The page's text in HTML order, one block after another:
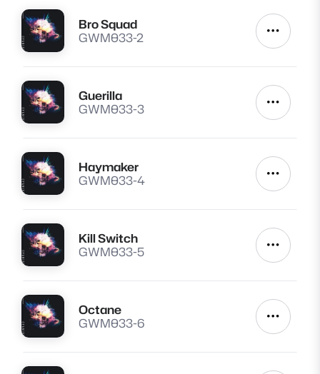
Lire
Bro Squad
GWM033-2
Autres
Lire
Guerilla
GWM033-3
Autres
Lire
Haymaker
GWM033-4
Autres
Lire
Kill Switch
GWM033-5
Autres
Lire
Octane
GWM033-6
Autres